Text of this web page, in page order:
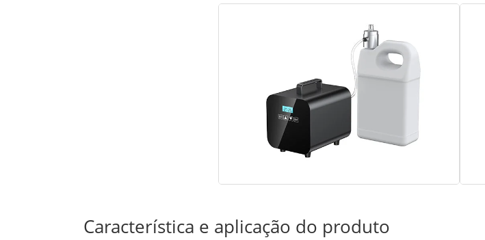
Característica e aplicação do produto